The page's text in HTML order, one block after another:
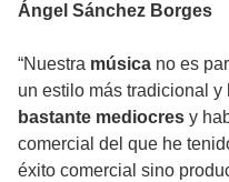
Ángel Sánchez Borges
“Nuestra música no es
un estilo más tradicional y
bastante mediocres y
comercial del que he
éxito comercial sino